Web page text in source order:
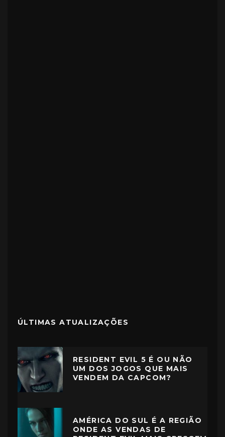
ÚLTIMAS ATUALIZAÇÕES
RESIDENT EVIL 5 É OU NÃO
UM DOS JOGOS QUE MAIS
VENDEM DA CAPCOM?
AMÉRICA DO SUL É A REGIÃO
ONDE AS VENDAS DE